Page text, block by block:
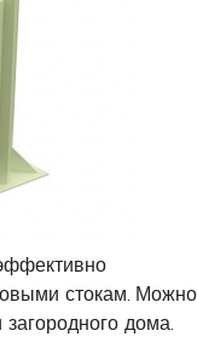
стокам. Можно
дома.